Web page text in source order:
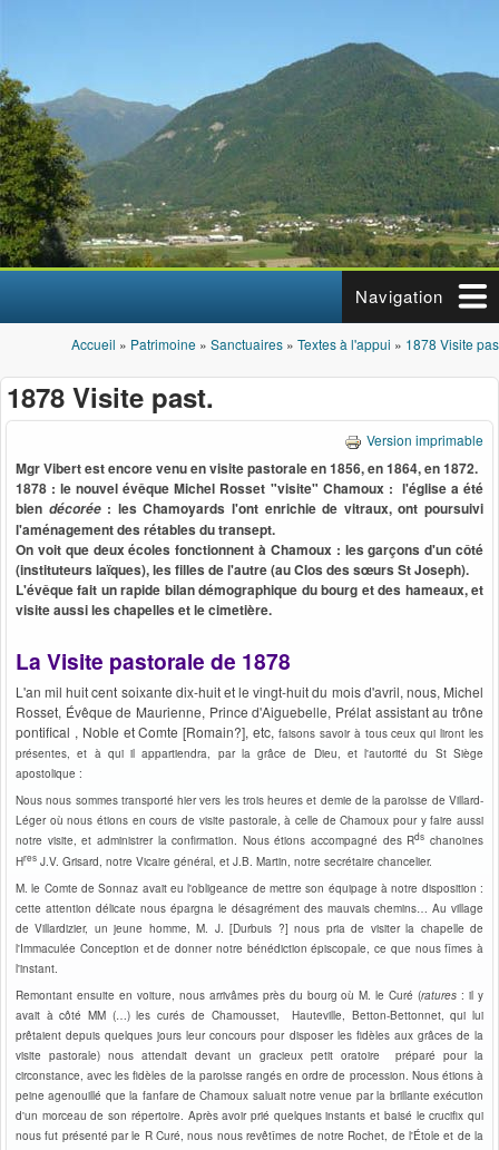
Navigation
Vous êtes ici
Accueil » Patrimoine » Sanctuaires » Textes à l'appui » 1878 Visite
1878 Visite past.
Version imprimable
Mgr Vibert est encore venu en visite pastorale en 1856, en 1864, en 1872.
1878 : le nouvel évêque Michel Rosset "visite" Chamoux : l'église a été
bien décorée: les Chamoyards l'ont enrichie de vitraux, ont poursuivi
l'aménagement des rétables du transept.
On voit que deux écoles fonctionnent à Chamoux : les garçons d'un côté
(instituteurs laïques), les filles de l'autre (au Clos des sœurs St Joseph).
L'évêque fait un rapide bilan démographique du bourg et des hameaux, et
visite aussi les chapelles et le cimetière.
La Visite pastorale de 1878
L'an mil huit cent soixante dix-huit et le vingt-huit du mois d'avril, nous, Michel
Rosset, Évêque de Maurienne, Prince d'Aiguebelle, Prélat assistant au trône
pontifical , Noble et Comte [Romain?], etc, faisons savoir à tous ceux qui liront les
présentes, et à qui il appartiendra, par la grâce de Dieu, et l'autorité du St Siège
apostolique :
Nous nous sommes transporté hier vers les trois heures et demie de la paroisse de Villard-
Léger où nous étions en cours de visite pastorale, à celle de Chamoux pour y faire aussi
notre visite, et administrer la confirmation. Nous étions accompagné des Rds chanoines
Hres J.V. Grisard, notre Vicaire général, et J.B. Martin, notre secrétaire chancelier.
M. le Comte de Sonnaz avait eu l'obligeance de mettre son équipage à notre disposition :
cette attention délicate nous épargna le désagrément des mauvais chemins… Au village
de Villardizier, un jeune homme, M. J. [Durbuis ?] nous pria de visiter la chapelle de
l'Immaculée Conception et de donner notre bénédiction épiscopale, ce que nous fîmes à
l'instant.
Remontant ensuite en voiture, nous arrivâmes près du bourg où M. le Curé (ratures : il y
avait à côté MM (…) les curés de Chamousset, Hauteville, Betton-Bettonnet, qui lui
prêtaient depuis quelques jours leur concours pour disposer les fidèles aux grâces de la
visite pastorale) nous attendait devant un gracieux petit oratoire préparé pour la
circonstance, avec les fidèles de la paroisse rangés en ordre de procession. Nous étions à
peine agenouillé que la fanfare de Chamoux saluait notre venue par la brillante exécution
d'un morceau de son répertoire. Après avoir prié quelques instants et baisé le crucifix qui
nous fut présenté par le R Curé, nous nous revêtîmes de notre Rochet, de l'Étole et de la